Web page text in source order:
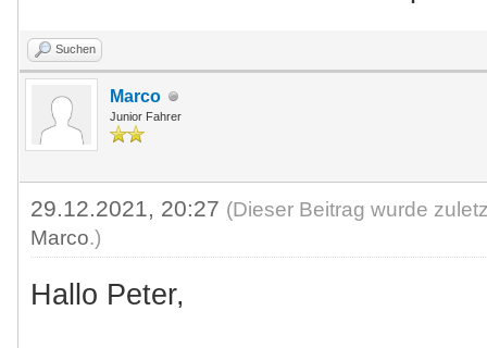
Suchen
Marco
Junior Fahrer
29.12.2021, 20:27 (Dieser Beitrag wurde
Marco.)
Hallo Peter,